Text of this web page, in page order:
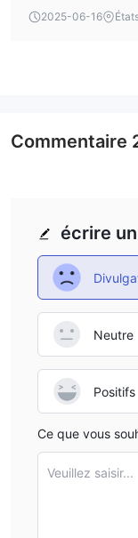
2025-06-16
écrire
Neutre
Positifs
Ce que vous
Veuillez saisir...
Commentaire